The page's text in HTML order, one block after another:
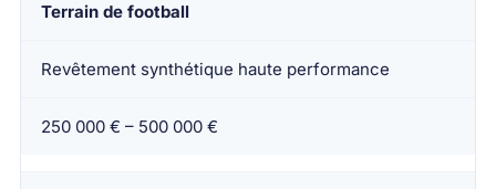
Terrain de football
Revêtement synthétique haute performance
250 000 € – 500 000 €